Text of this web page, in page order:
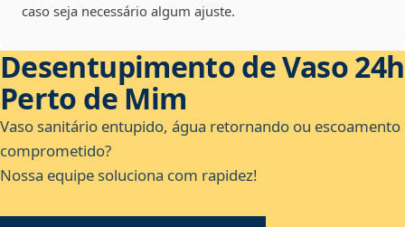
caso seja necessário algum ajuste.
Desentupimento de Vaso 24h
Perto de Mim
Vaso sanitário entupido, água retornando ou escoamento
comprometido?
Nossa equipe soluciona com rapidez!